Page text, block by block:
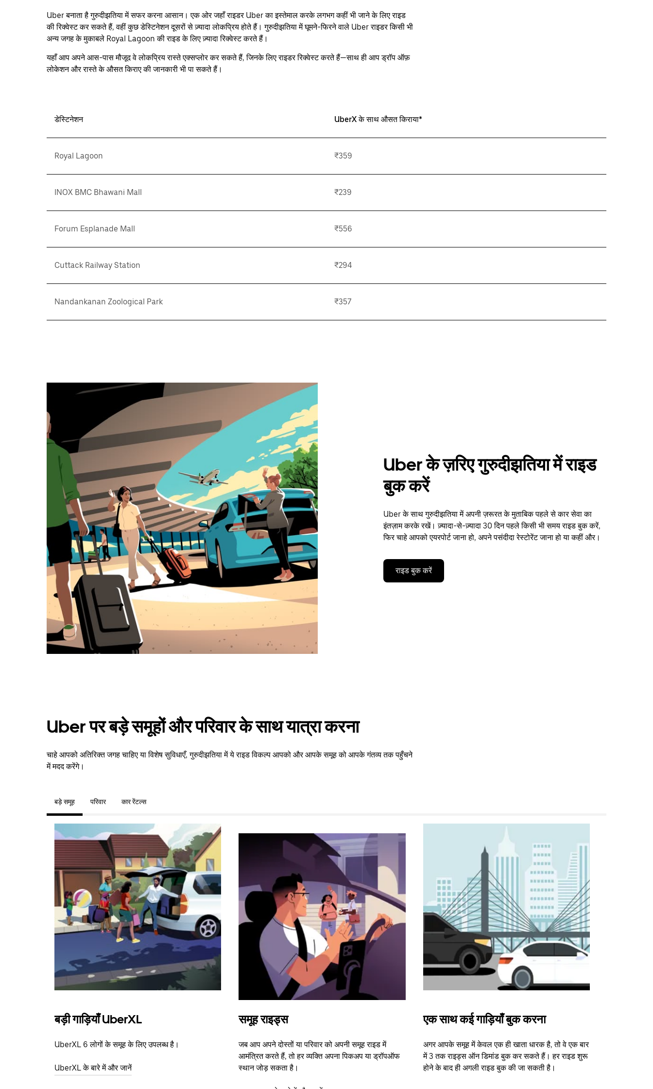
the
escape
button
to
the
calendar.
Uber बनाता है गुरुदीझतिया में सफर करना आसान। एक ओर जहाँ राइडर Uber का इस्तेमाल करके लगभग कहीं भी जाने के लिए राइड
की रिक्वेस्ट कर सकते हैं, वहीं कुछ डेस्टिनेशन दूसरों से ज़्यादा लोकप्रिय होते हैं। गुरुदीझतिया में घूमने-फिरने वाले Uber राइडर किसी भी
अन्य जगह के मुकाबले Royal Lagoon की राइड के लिए ज़्यादा रिक्वेस्ट करते हैं।
यहाँ आप अपने आस-पास मौजूद वे लोकप्रिय रास्ते एक्सप्लोर कर सकते हैं, जिनके लिए राइडर रिक्वेस्ट करते हैं—साथ ही आप ड्रॉप ऑफ़
लोकेशन और रास्ते के औसत किराए की जानकारी भी पा सकते हैं।
डेस्टिनेशन UberX के साथ औसत किराया*
Royal Lagoon ₹359
INOX BMC Bhawani Mall ₹239
Forum Esplanade Mall ₹556
Cuttack Railway Station ₹294
Nandankanan Zoological Park ₹357
Uber के ज़रिए गुरुदीझतिया में राइड
बुक करें
Uber के साथ गुरुदीझतिया में अपनी ज़रूरत के मुताबिक पहले से कार सेवा का
इंतज़ाम करके रखें। ज़्यादा-से-ज़्यादा 30 दिन पहले किसी भी समय राइड बुक करें,
फिर चाहे आपको एयरपोर्ट जाना हो, अपने पसंदीदा रेस्टोरेंट जाना हो या कहीं और।
राइड बुक करें
Uber पर बड़े समूहों और परिवार के साथ यात्रा करना
चाहे आपको अतिरिक्त जगह चाहिए या विशेष सुविधाएँ, गुरुदीझतिया में ये राइड विकल्प आपको और आपके समूह को आपके गंतव्य तक पहुँचने
में मदद करेंगे।
बड़े समूह परिवार कार रेंटल्स
बड़ी गाड़ियाँ UberXL
UberXL 6 लोगों के समूह के लिए उपलब्ध है।
UberXL के बारे में और जानें
समूह राइड्स
जब आप अपने दोस्तों या परिवार को अपनी समूह राइड में
आमंत्रित करते हैं, तो हर व्यक्ति अपना पिकअप या ड्रॉपऑफ
स्थान जोड़ सकता है।
एक साथ कई गाड़ियाँ बुक करना
अगर आपके समूह में केवल एक ही खाता धारक है, तो वे एक बार
में 3 तक राइड्स ऑन डिमांड बुक कर सकते हैं। हर राइड शुरू
होने के बाद ही अगली राइड बुक की जा सकती है।